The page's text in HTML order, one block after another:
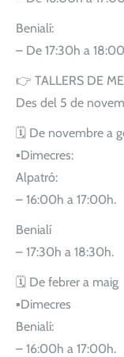
Benialí:
– De 17:30h a
👉 TALLERS DE
Des del 5 de
🗓 De novembre a
▪️Dimecres:
Alpatró:
– 16:00h a 17:00h.
Benialí
– 17:30h a 18:30h.
🗓 De febrer a maig
▪️Dimecres
Benialí:
– 16:00h a 17:00h.